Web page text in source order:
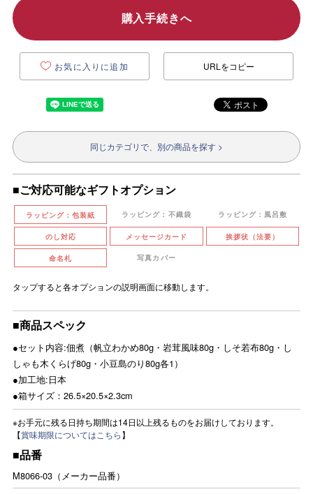
購入手続きへ
お気に入りに追加 URLをコピー
同じカテゴリで、別の商品を探す >
■ご対応可能なギフトオプション
ラッピング：包装紙 ラッピング：不織袋 ラッピング：風呂敷
のし対応 メッセージカード 挨拶状（法要）
命名札 写真カバー
タップすると各オプションの説明画面に移動します。
■商品スペック
●セット内容:佃煮（帆立わかめ80g・岩茸風味80g・しそ若布80g・し
しゃも木くらげ80g・小豆島のり80g各1）
●加工地:日本
●箱サイズ：26.5×20.5×2.3cm
※お手元に残る日持ち期間は14日以上残るものをお届けしております。
【賞味期限についてはこちら】
■品番
M8066-03（メーカー品番）